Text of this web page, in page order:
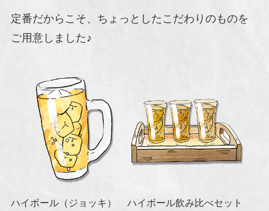
定番だからこそ、ちょっとしたこだわりのものを
ご用意しました♪
ハイボール（ジョッキ）
ハイボール飲み比べセット